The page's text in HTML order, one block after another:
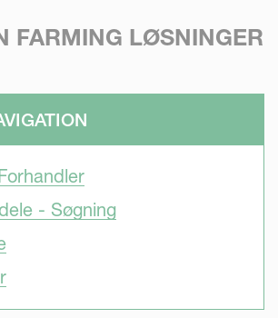
FARMING LØSNINGER
- Søgning